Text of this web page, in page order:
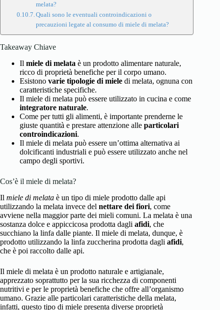
melata?
Quali sono le eventuali controindicazioni o
precauzioni legate al consumo di miele di melata?
Takeaway Chiave
Il miele di melata è un prodotto alimentare naturale,
ricco di proprietà benefiche per il corpo umano.
Esistono varie tipologie di miele di melata, ognuna con
caratteristiche specifiche.
Il miele di melata può essere utilizzato in cucina e come
integratore naturale.
Come per tutti gli alimenti, è importante prenderne le
giuste quantità e prestare attenzione alle particolari
controindicazioni.
Il miele di melata può essere un’ottima alternativa ai
dolcificanti industriali e può essere utilizzato anche nel
campo degli sportivi.
Cos’è il miele di melata?
Il miele di melata è un tipo di miele prodotto dalle api
utilizzando la melata invece del nettare dei fiori, come
avviene nella maggior parte dei mieli comuni. La melata è una
sostanza dolce e appiccicosa prodotta dagli afidi, che
succhiano la linfa dalle piante. Il miele di melata, dunque, è
prodotto utilizzando la linfa zuccherina prodotta dagli afidi,
che è poi raccolto dalle api.
Il miele di melata è un prodotto naturale e artigianale,
apprezzato soprattutto per la sua ricchezza di componenti
nutritivi e per le proprietà benefiche che offre all’organismo
umano. Grazie alle particolari caratteristiche della melata,
infatti, questo tipo di miele presenta diverse proprietà